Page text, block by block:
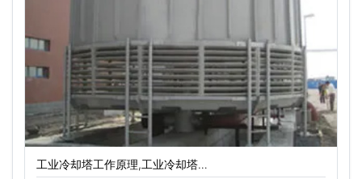
工业冷却塔工作原理,工业冷却塔…